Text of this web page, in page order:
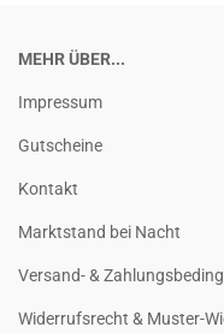
MEHR ÜBER...
Impressum
Gutscheine
Kontakt
Marktstand bei Nacht
Versand- &
Widerrufsrecht & Muster-